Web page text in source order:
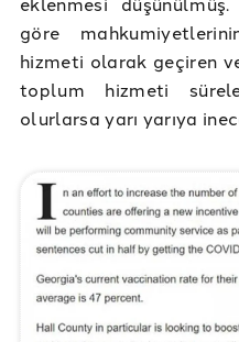
göre
hizmeti olarak geçiren
toplum hizmeti
olurlarsa yarı yarıya